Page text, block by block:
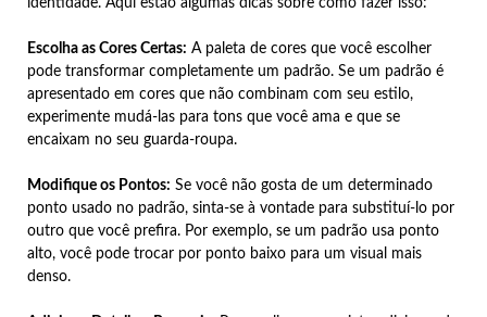
identidade. Aqui estão algumas dicas sobre como fazer isso:
Escolha as Cores Certas: A paleta de cores que você escolher
pode transformar completamente um padrão. Se um padrão é
apresentado em cores que não combinam com seu estilo,
experimente mudá-las para tons que você ama e que se
encaixam no seu guarda-roupa.
Modifique os Pontos: Se você não gosta de um determinado
ponto usado no padrão, sinta-se à vontade para substituí-lo por
outro que você prefira. Por exemplo, se um padrão usa ponto
alto, você pode trocar por ponto baixo para um visual mais
denso.